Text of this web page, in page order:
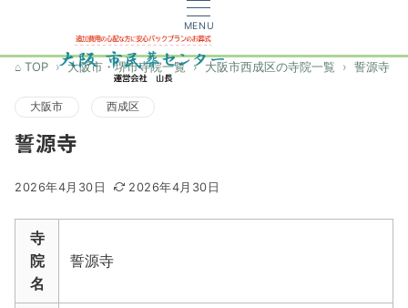
MENU
TOP 大阪市・堺市寺院一覧 大阪市西成区の寺院一覧 誓源寺
大阪市 西成区
誓源寺
2026年4月30日 2026年4月30日
寺
院
名
誓源寺